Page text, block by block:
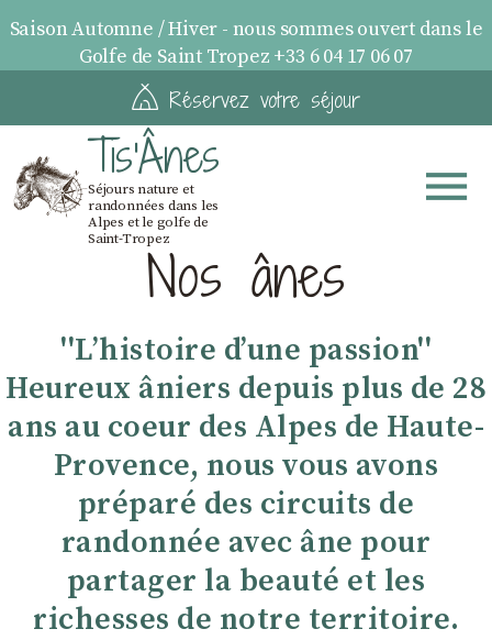
Saison Automne / Hiver - nous sommes ouvert dans le
Golfe de Saint Tropez +33 6 04 17 06 07
Réservez votre séjour
Tis'Ânes
Séjours nature et
randonnées dans les
Alpes et le golfe de
Saint-TropezNos ânes
''Lʼhistoire dʼune passion''
Heureux âniers depuis plus de 28
ans au coeur des Alpes de Haute-
Provence, nous vous avons
préparé des circuits de
randonnée avec âne pour
partager la beauté et les
richesses de notre territoire.